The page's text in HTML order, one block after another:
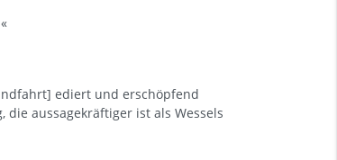
ediert und erschöpfend
aussagekräftiger ist als Wessels